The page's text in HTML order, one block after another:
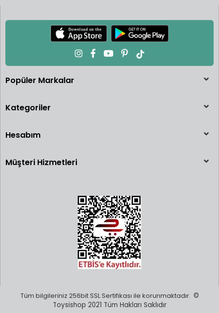
Popüler Markalar
Kategoriler
Hesabım
Müşteri Hizmetleri
Tüm bilgileriniz 256bit SSL Sertifikası ile korunmaktadır. ©
Toysishop 2021 Tüm Hakları Saklıdır